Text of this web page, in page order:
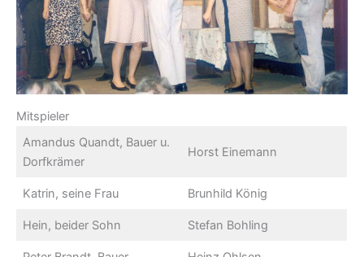
Mitspieler
Amandus Quandt, Bauer u.
Dorfkrämer
Horst Einemann
Katrin, seine Frau Brunhild König
Hein, beider Sohn Stefan Bohling